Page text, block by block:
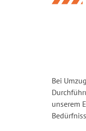
Bei
unserem